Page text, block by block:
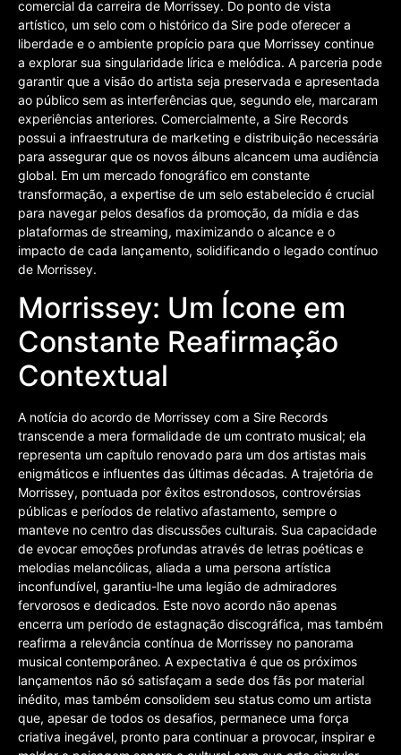
comercial da carreira de Morrissey. Do ponto de vista
artístico, um selo com o histórico da Sire pode oferecer a
liberdade e o ambiente propício para que Morrissey continue
a explorar sua singularidade lírica e melódica. A parceria pode
garantir que a visão do artista seja preservada e apresentada
ao público sem as interferências que, segundo ele, marcaram
experiências anteriores. Comercialmente, a Sire Records
possui a infraestrutura de marketing e distribuição necessária
para assegurar que os novos álbuns alcancem uma audiência
global. Em um mercado fonográfico em constante
transformação, a expertise de um selo estabelecido é crucial
para navegar pelos desafios da promoção, da mídia e das
plataformas de streaming, maximizando o alcance e o
impacto de cada lançamento, solidificando o legado contínuo
de Morrissey.
Morrissey: Um Ícone em
Constante Reafirmação
Contextual
A notícia do acordo de Morrissey com a Sire Records
transcende a mera formalidade de um contrato musical; ela
representa um capítulo renovado para um dos artistas mais
enigmáticos e influentes das últimas décadas. A trajetória de
Morrissey, pontuada por êxitos estrondosos, controvérsias
públicas e períodos de relativo afastamento, sempre o
manteve no centro das discussões culturais. Sua capacidade
de evocar emoções profundas através de letras poéticas e
melodias melancólicas, aliada a uma persona artística
inconfundível, garantiu-lhe uma legião de admiradores
fervorosos e dedicados. Este novo acordo não apenas
encerra um período de estagnação discográfica, mas também
reafirma a relevância contínua de Morrissey no panorama
musical contemporâneo. A expectativa é que os próximos
lançamentos não só satisfaçam a sede dos fãs por material
inédito, mas também consolidem seu status como um artista
que, apesar de todos os desafios, permanece uma força
criativa inegável, pronto para continuar a provocar, inspirar e